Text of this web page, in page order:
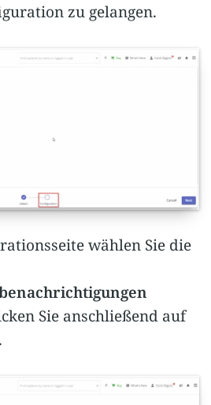
zu gelangen.
wählen Sie die
Sie anschließend auf
.